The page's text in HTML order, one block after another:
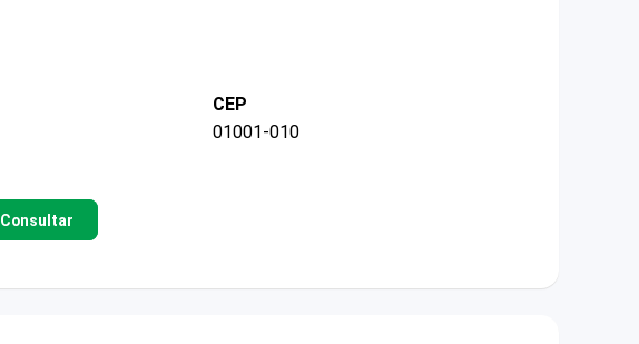
CEP
01001-010
Consultar